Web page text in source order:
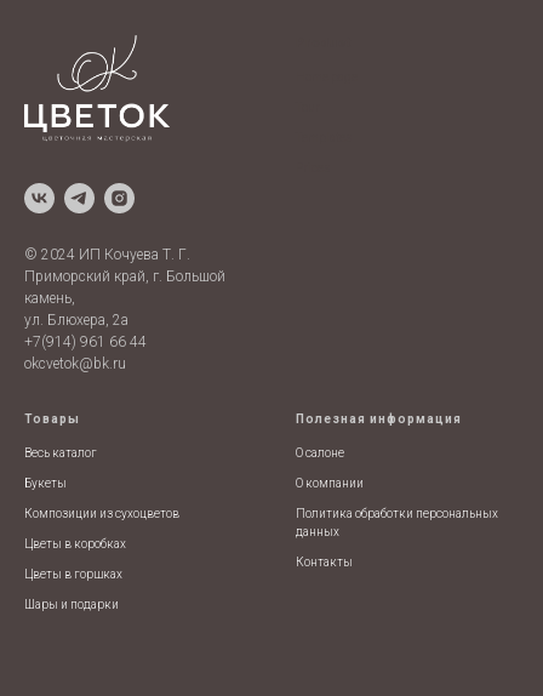
© 2024 ИП Кочуева Т. Г.
Приморский край, г. Большой
камень,
ул. Блюхера, 2а
+7(914) 961 66 44
okcvetok@bk.ru
Товары
Весь каталог
Букеты
Композиции из сухоцветов
Цветы в коробках
Цветы в горшках
Шары и подарки
Полезная информация
О салоне
О компании
Политика обработки персональных
данных
Контакты